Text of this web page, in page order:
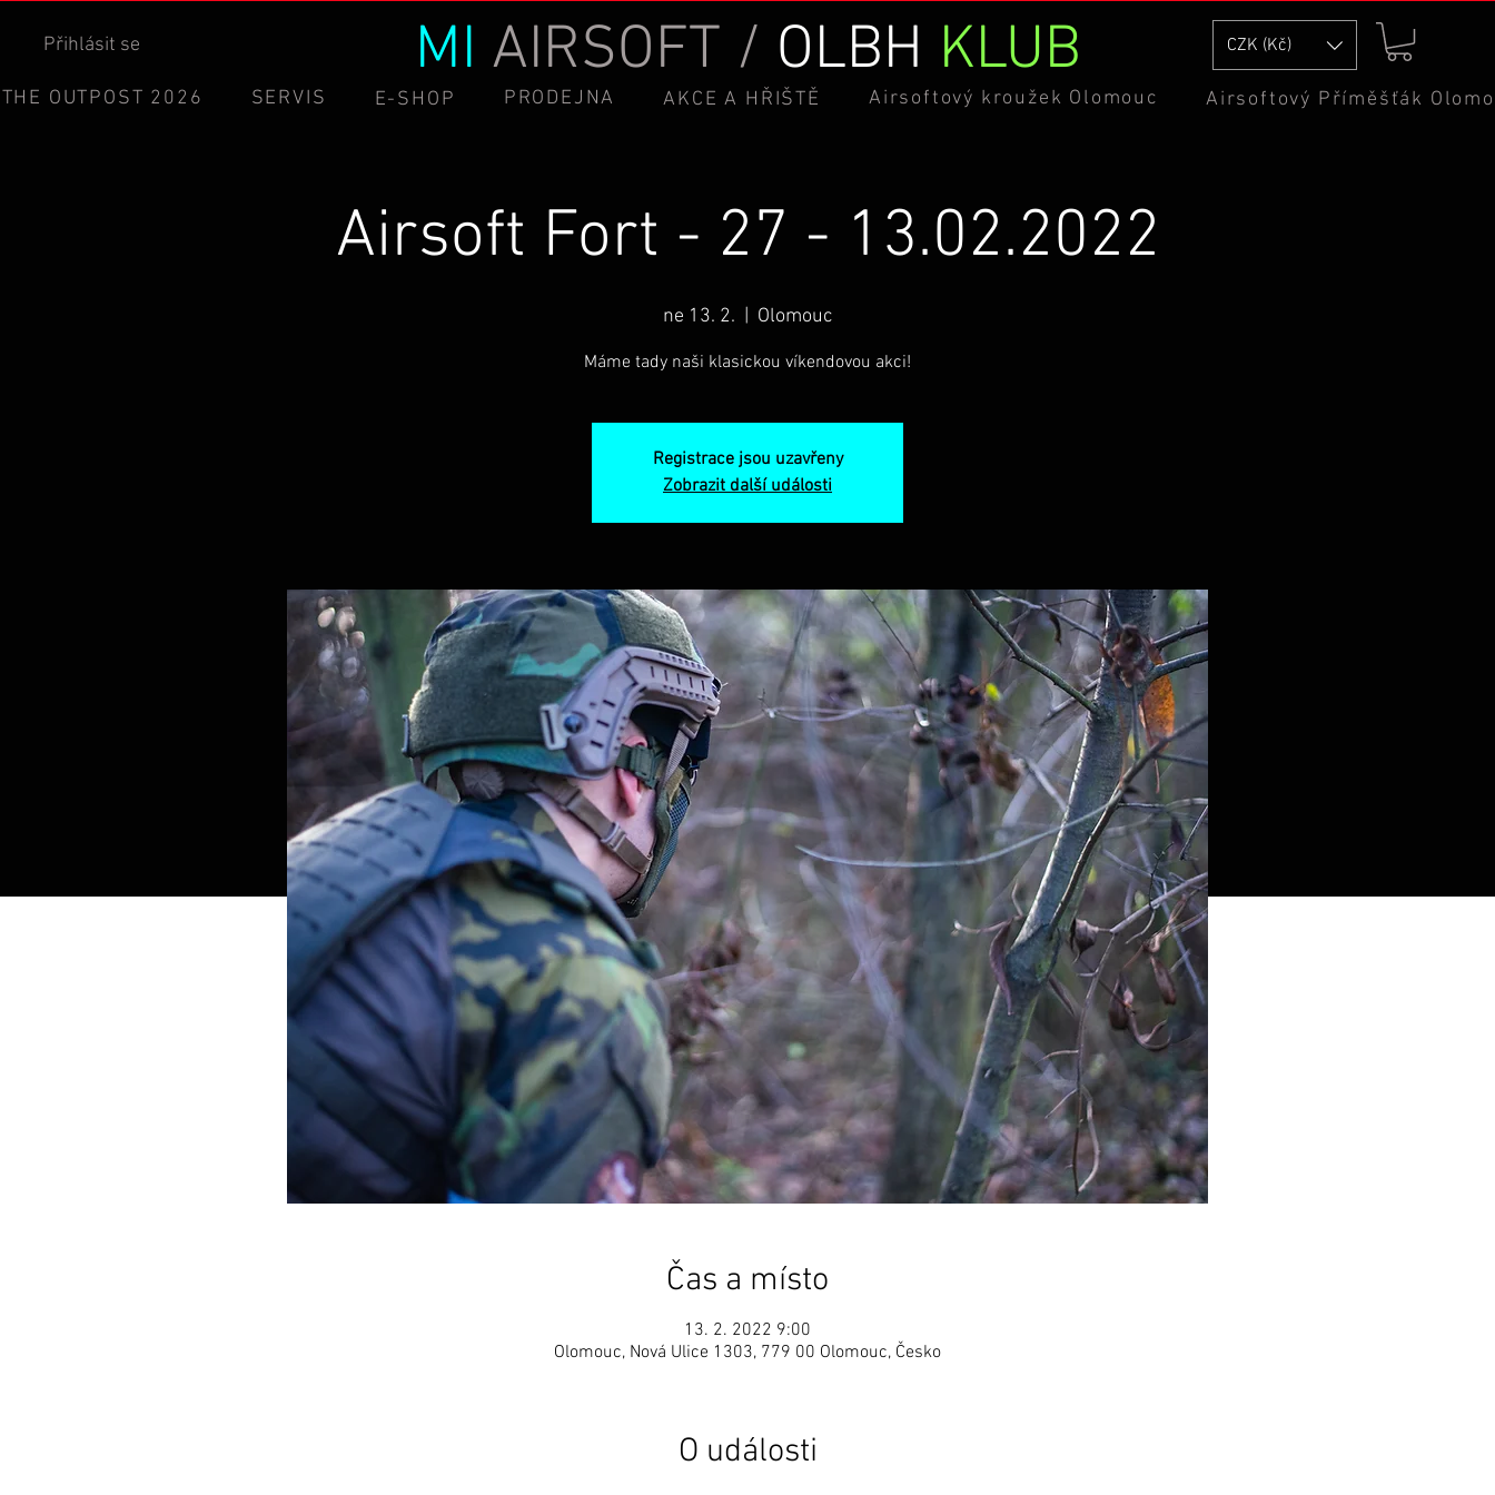
Přihlásit se MI AIRSOFT / OLBH KLUB CZK (Kč)
THE OUTPOST 2026 SERVIS E-SHOP PRODEJNA AKCE A HŘIŠTĚ Airsoftový kroužek Olomouc Airsoftový Příměšťák
Airsoft Fort - 27 - 13.02.2022
ne 13. 2. Olomouc
Máme tady naši klasickou víkendovou akci!
Registrace jsou uzavřeny
Zobrazit další události
Čas a místo
13. 2. 2022 9:00
Olomouc, Nová Ulice 1303, 779 00 Olomouc, Česko
O události